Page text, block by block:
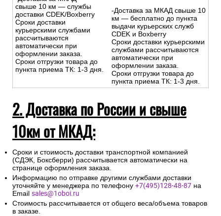
свыше 10 км — службы
доставки CDEK/Boxberry
Сроки доставки
курьерскими службами
рассчитываются
автоматически при
оформлении заказа.
Сроки отгрузки товара до
пункта приема ТК: 1-3 дня.
-Доставка за МКАД свыше 10
км — бесплатно до пункта
выдачи курьерских служб
CDEK и Boxberry
Сроки доставки курьерскими
службами рассчитываются
автоматически при
оформлении заказа.
Сроки отгрузки товара до
пункта приема ТК: 1-3 дня.
2. Доставка по России и свыше
10км от МКАД:
Сроки и стоимость доставки транспортной компанией
(СДЭК, Боксберри) рассчитывается автоматически на
странице оформления заказа.
Информацию по отправке другими службами доставки
уточняйте у менеджера по телефону +7(495)128-48-87 на
Email sales@1oboi.ru
Стоимость рассчитывается от общего веса/объема товаров
в заказе.